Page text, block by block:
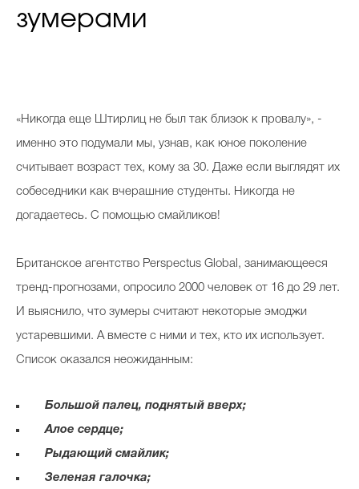
зумерами
«Никогда еще Штирлиц не был так близок к провалу», -
именно это подумали мы, узнав, как юное поколение
считывает возраст тех, кому за 30. Даже если выглядят их
собеседники как вчерашние студенты. Никогда не
догадаетесь. С помощью смайликов!
Британское агентство Perspectus Global, занимающееся
тренд-прогнозами, опросило 2000 человек от 16 до 29 лет.
И выяснило, что зумеры считают некоторые эмоджи
устаревшими. А вместе с ними и тех, кто их использует.
Список оказался неожиданным:
Большой палец, поднятый вверх;
Алое сердце;
Рыдающий смайлик;
Зеленая галочка;